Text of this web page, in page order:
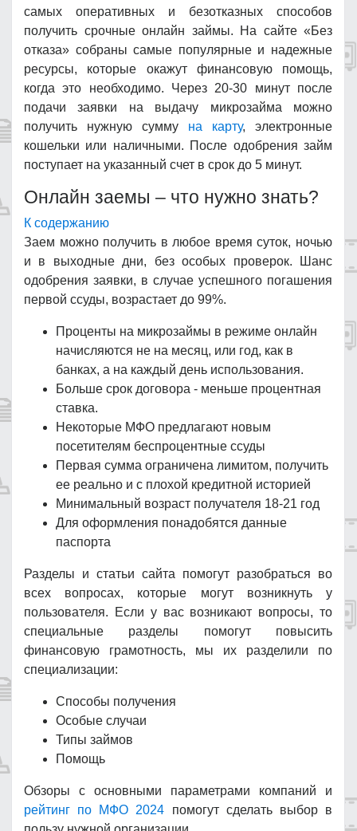
самых оперативных и безотказных способов
получить срочные онлайн займы. На сайте «Без
отказа» собраны самые популярные и надежные
ресурсы, которые окажут финансовую помощь,
когда это необходимо. Через 20-30 минут после
подачи заявки на выдачу микрозайма можно
получить нужную сумму на карту, электронные
кошельки или наличными. После одобрения займ
поступает на указанный счет в срок до 5 минут.
Онлайн заемы – что нужно знать?
К содержанию
Заем можно получить в любое время суток, ночью
и в выходные дни, без особых проверок. Шанс
одобрения заявки, в случае успешного погашения
первой ссуды, возрастает до 99%.
Проценты на микрозаймы в режиме онлайн
начисляются не на месяц, или год, как в
банках, а на каждый день использования.
Больше срок договора - меньше процентная
ставка.
Некоторые МФО предлагают новым
посетителям беспроцентные ссуды
Первая сумма ограничена лимитом, получить
ее реально и с плохой кредитной историей
Минимальный возраст получателя 18-21 год
Для оформления понадобятся данные
паспорта
Разделы и статьи сайта помогут разобраться во
всех вопросах, которые могут возникнуть у
пользователя. Если у вас возникают вопросы, то
специальные разделы помогут повысить
финансовую грамотность, мы их разделили по
специализации:
Способы получения
Особые случаи
Типы займов
Помощь
Обзоры с основными параметрами компаний и
рейтинг по МФО 2024 помогут сделать выбор в